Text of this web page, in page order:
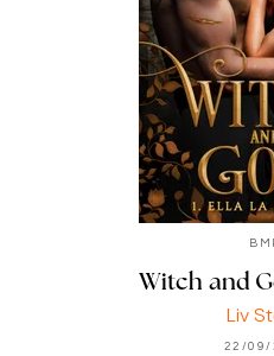
Witch and
Liv
22/09/